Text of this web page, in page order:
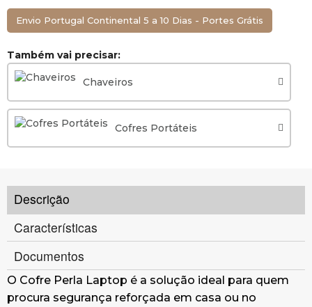
Envio Portugal Continental 5 a 10 Dias - Portes Grátis
Também vai precisar:
Chaveiros
Cofres Portáteis
Descrição
Características
Documentos
O Cofre Perla Laptop é a solução ideal para quem
procura segurança reforçada em casa ou no